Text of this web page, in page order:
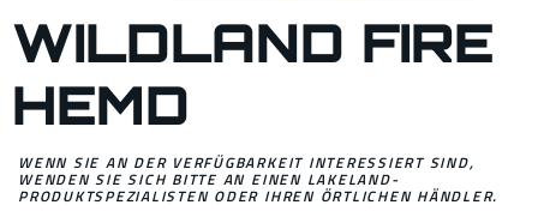
WILDLAND FIRE
HEMD
WENN SIE AN DER VERFÜGBARKEIT INTERESSIERT SIND,
WENDEN SIE SICH BITTE AN EINEN LAKELAND-
PRODUKTSPEZIALISTEN ODER IHREN ÖRTLICHEN HÄNDLER.